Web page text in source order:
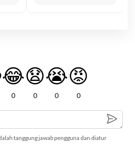
😂
0
😧
0
😭
0
😡
0
tanggung jawab pengguna dan diatur